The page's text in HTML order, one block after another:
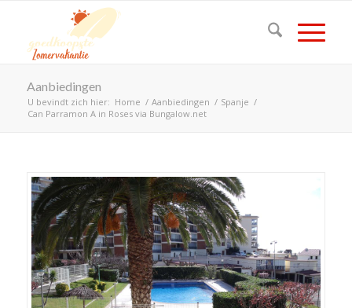
Aanbiedingen
U bevindt zich hier: Home / Aanbiedingen / Spanje /
Can Parramon A in Roses via Bungalow.net